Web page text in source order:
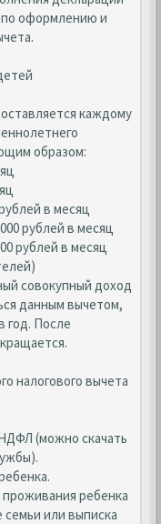
оформлению и
каждому
образом:
в месяц
рублей в месяц
рублей в месяц
совокупный доход
данным вычетом,
год. После
налогового вычета
(можно скачать
ребенка
семьи или выписка